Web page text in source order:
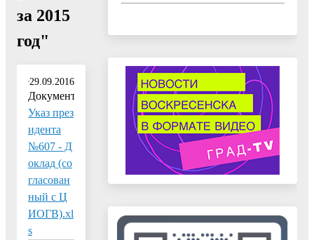
за 2015
год"
29.09.2016
Документ:
Указ през
идента
№607 - Д
оклад (со
гласован
ный с Ц
ИОГВ).xl
s